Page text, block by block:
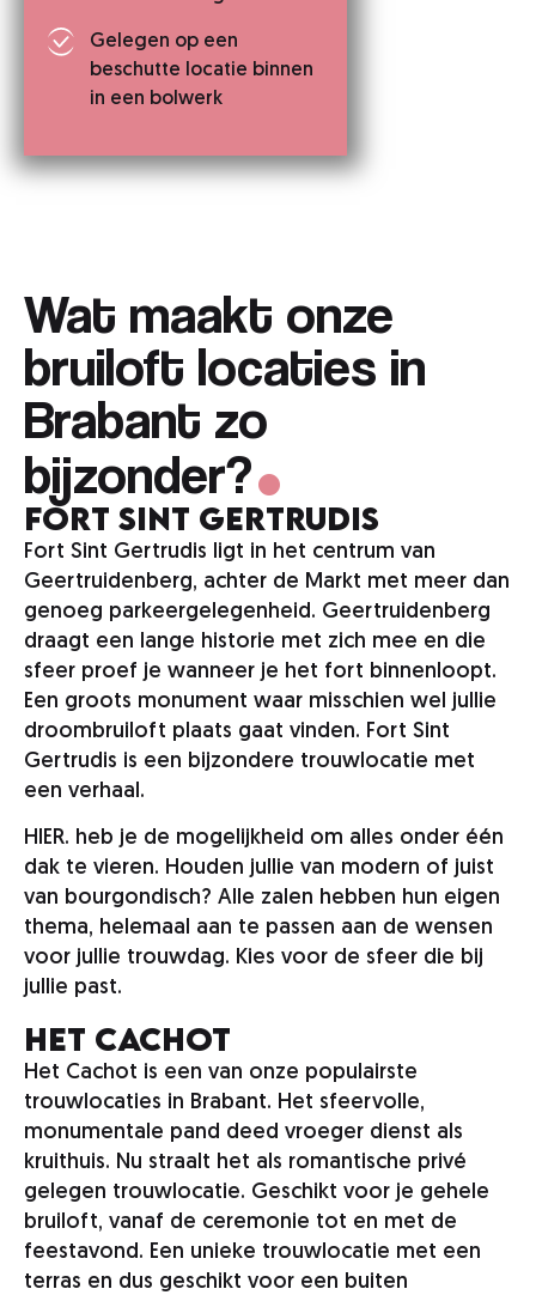
Gelegen op een
beschutte locatie binnen
in een bolwerk
Wat maakt onze
bruiloft locaties in
Brabant zo
bijzonder?.
Fort Sint Gertrudis
Fort Sint Gertrudis ligt in het centrum van
Geertruidenberg, achter de Markt met meer dan
genoeg parkeergelegenheid. Geertruidenberg
draagt een lange historie met zich mee en die
sfeer proef je wanneer je het fort binnenloopt.
Een groots monument waar misschien wel jullie
droombruiloft plaats gaat vinden. Fort Sint
Gertrudis is een bijzondere trouwlocatie met
een verhaal.
HIER. heb je de mogelijkheid om alles onder één
dak te vieren. Houden jullie van modern of juist
van bourgondisch? Alle zalen hebben hun eigen
thema, helemaal aan te passen aan de wensen
voor jullie trouwdag. Kies voor de sfeer die bij
jullie past.
Het Cachot
Het Cachot is een van onze populairste
trouwlocaties in Brabant. Het sfeervolle,
monumentale pand deed vroeger dienst als
kruithuis. Nu straalt het als romantische privé
gelegen trouwlocatie. Geschikt voor je gehele
bruiloft, vanaf de ceremonie tot en met de
feestavond. Een unieke trouwlocatie met een
terras en dus geschikt voor een buiten